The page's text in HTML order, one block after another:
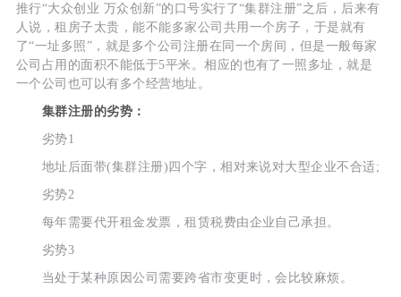
推行“大众创业 万众创新”的口号实行了“集群注册”之后，后来有
人说，租房子太贵，能不能多家公司共用一个房子，于是就有
了“一址多照”，就是多个公司注册在同一个房间，但是一般每家
公司占用的面积不能低于5平米。相应的也有了一照多址，就是
一个公司也可以有多个经营地址。
集群注册的劣势：
劣势1
地址后面带(集群注册)四个字，相对来说对大型企业不合适;
劣势2
每年需要代开租金发票，租赁税费由企业自己承担。
劣势3
当处于某种原因公司需要跨省市变更时，会比较麻烦。